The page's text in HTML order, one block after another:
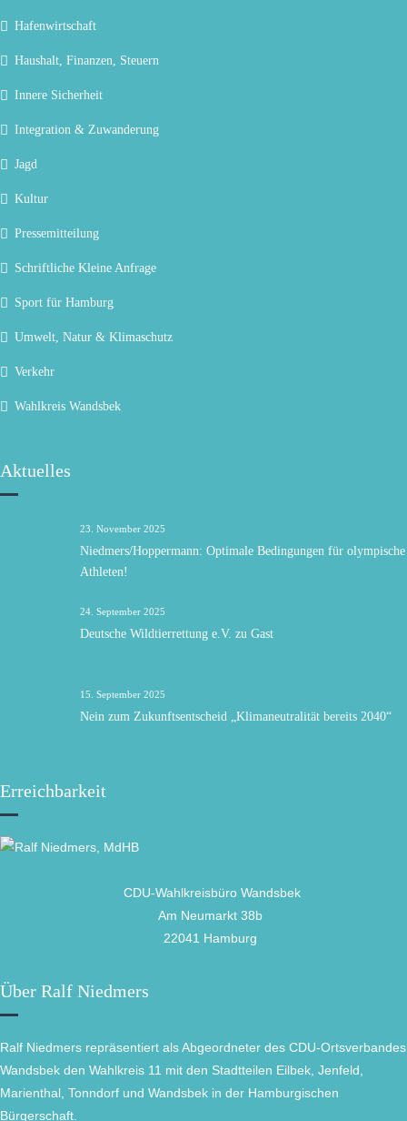
Hafenwirtschaft
Haushalt, Finanzen, Steuern
Innere Sicherheit
Integration & Zuwanderung
Jagd
Kultur
Pressemitteilung
Schriftliche Kleine Anfrage
Sport für Hamburg
Umwelt, Natur & Klimaschutz
Verkehr
Wahlkreis Wandsbek
Aktuelles
23. November 2025
Niedmers/Hoppermann: Optimale Bedingungen für olympische
Athleten!
24. September 2025
Deutsche Wildtierrettung e.V. zu Gast
15. September 2025
Nein zum Zukunftsentscheid „Klimaneutralität bereits 2040“
Erreichbarkeit
CDU-Wahlkreisbüro Wandsbek
Am Neumarkt 38b
22041 Hamburg
Über Ralf Niedmers
Ralf Niedmers repräsentiert als Abgeordneter des CDU-Ortsverbandes
Wandsbek den Wahlkreis 11 mit den Stadtteilen Eilbek, Jenfeld,
Marienthal, Tonndorf und Wandsbek in der Hamburgischen
Bürgerschaft.